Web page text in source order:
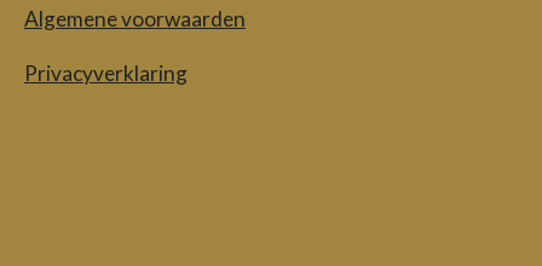
Algemene voorwaarden
Privacyverklaring